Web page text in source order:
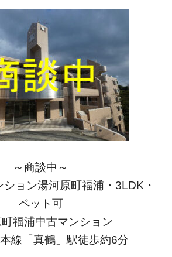
～商談中～
ョン湯河原町福浦・3LDK・
ペット可
福浦中古マンション
線「真鶴」駅徒歩約6分